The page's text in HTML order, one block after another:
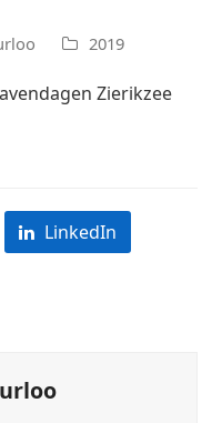
2019
Zierikzee
LinkedIn